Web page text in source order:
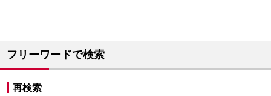
フリーワードで検索
再検索